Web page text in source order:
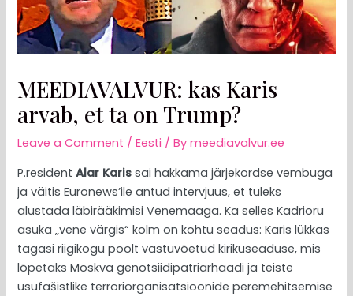
MEEDIAVALVUR: kas Karis
arvab, et ta on Trump?
Leave a Comment /Eesti / Bymeediavalvur.ee
P.residentAlar Karis sai hakkama järjekordse vembuga
ja väitis Euronews’ile antud intervjuus, et tuleks
alustada läbirääkimisi Venemaaga. Ka selles Kadrioru
asuka „vene värgis“ kolm on kohtu seadus: Karis lükkas
tagasi riigikogu poolt vastuvõetud kirikuseaduse, mis
lõpetaks Moskva genotsiidipatriarhaadi ja teiste
usufašistlike terroriorganisatsioonide peremehitsemise